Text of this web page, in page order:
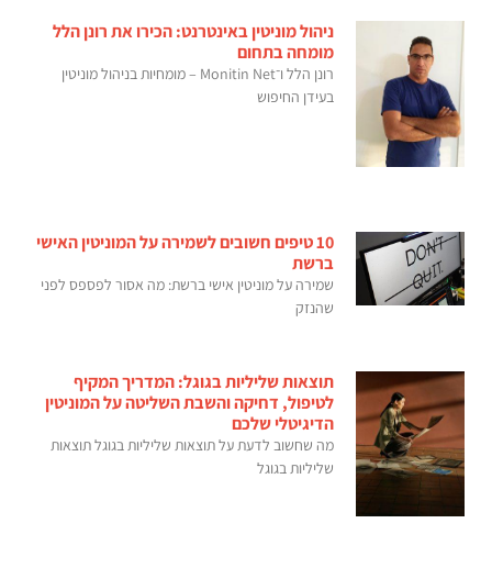
ניהול מוניטין באינטרנט: הכירו את רונן הלל
מומחה בתחום
רונן הלל ו־Monitin Net – מומחיות בניהול מוניטין
בעידן החיפוש
10 טיפים חשובים לשמירה על המוניטין האישי
ברשת
שמירה על מוניטין אישי ברשת: מה אסור לפספס לפני
שהנזק
תוצאות שליליות בגוגל: המדריך המקיף
לטיפול, דחיקה והשבת השליטה על המוניטין
הדיגיטלי שלכם
מה שחשוב לדעת על תוצאות שליליות בגוגל תוצאות
שליליות בגוגל